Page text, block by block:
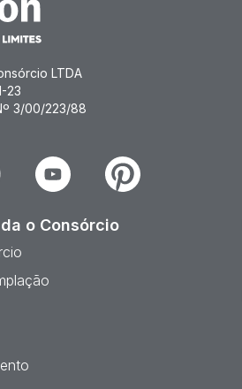
LTDA
23
3/00/223/88
Youtube Pinterest
o Consórcio